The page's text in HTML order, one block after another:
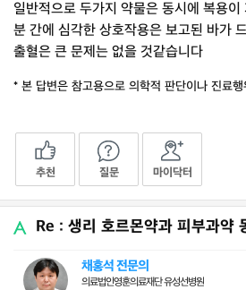
일반적으로 두가지 약물은 동시에 복용
분 간에 심각한 상호작용은 보고된 바가
출혈은 큰 문제는 없을 것같습니다
* 본 답변은 참고용으로 의학적 판단이나 진료
추천 질문 마이닥터
Re : 생리 호르몬약과 피부과약
채홍석 전문의
의료법인영훈의료재단 유성선병원